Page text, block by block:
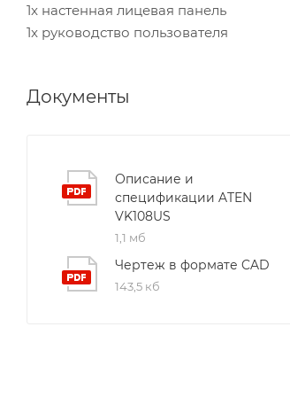
1x настенная лицевая панель
1x руководство пользователя
Документы
Описание и
спецификации ATEN
VK108US
1,1 мб
Чертеж в формате CAD
143,5 кб